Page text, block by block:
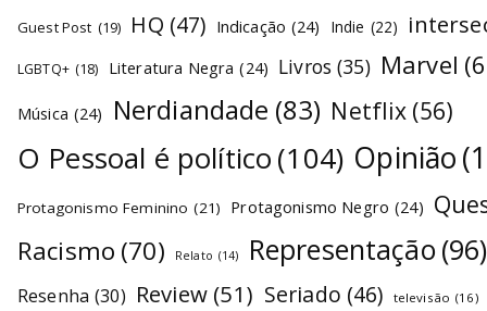
Guest Post (19) HQ (47) Indicação (24) Indie (22)
LGBTQ+ (18) Literatura Negra (24) Livros (35) Marvel
Música (24) Nerdiandade (83) Netflix (56)
O Pessoal é político(104) Opinião
Protagonismo Feminino (21) Protagonismo Negro (24)
Racismo (70) Relato (14) Representação (96)
Resenha (30) Review (51) Seriado (46) televisão (16)